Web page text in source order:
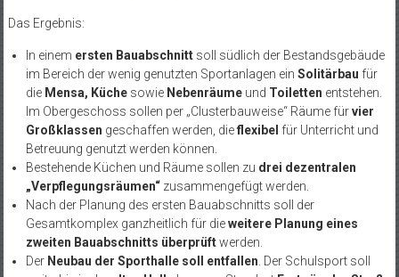
Das Ergebnis:
In einem ersten Bauabschnittsoll südlich der Bestandsgebäude
im Bereich der wenig genutzten Sportanlagen ein Solitärbau für
die Mensa, Küchesowie Nebenräumeund Toiletten entstehen.
Im Obergeschoss sollen per „Clusterbauweise“ Räume fürvier
Großklassen geschaffen werden, dieflexibel für Unterricht und
Betreuung genutzt werden können.
Bestehende Küchen und Räume sollen zu drei dezentralen
„Verpflegungsräumen“zusammengefügt werden.
Nach der Planung des ersten Bauabschnitts soll der
Gesamtkomplex ganzheitlich für dieweitere Planung eines
zweiten Bauabschnitts überprüftwerden.
Der Neubau der Sporthalle soll entfallen . Der Schulsport soll